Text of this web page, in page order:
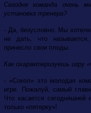
Сегодня команда очень
установка тренера?
- Да, безусловно. Мы хотели
не дать, что
принесло свои плоды.
Как охарактеризуешь игру
- «Сокол» это молодая
игре. Пожалуй, самый
Что касается
только «пятерку»!